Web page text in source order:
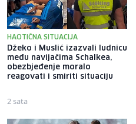
HAOTIČNA SITUACIJA
Džeko i Muslić izazvali ludnicu
među navijačima Schalkea,
obezbjeđenje moralo
reagovati i smiriti situaciju
2 sata